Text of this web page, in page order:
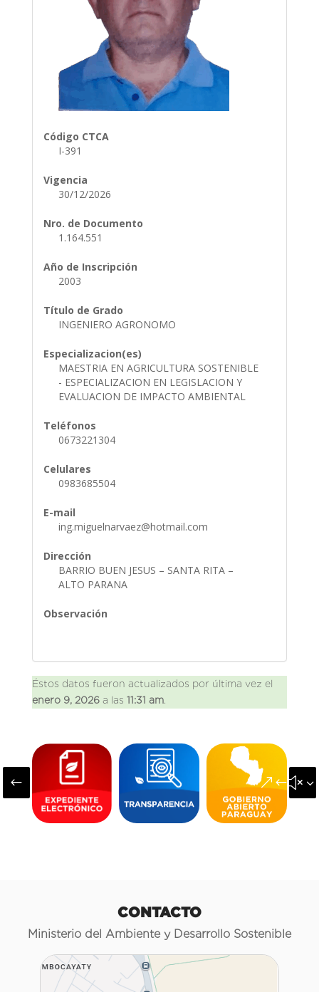
Código CTCA
I-391
Vigencia
30/12/2026
Nro. de Documento
1.164.551
Año de Inscripción
2003
Título de Grado
INGENIERO AGRONOMO
Especializacion(es)
MAESTRIA EN AGRICULTURA SOSTENIBLE
- ESPECIALIZACION EN LEGISLACION Y
EVALUACION DE IMPACTO AMBIENTAL
Teléfonos
0673221304
Celulares
0983685504
E-mail
ing.miguelnarvaez@hotmail.com
Dirección
BARRIO BUEN JESUS – SANTA RITA –
ALTO PARANA
Observación
Éstos datos fueron actualizados por última vez el
enero 9, 2026a las 11:31 am.
#
CONTACTO
Ministerio del Ambiente y Desarrollo Sostenible